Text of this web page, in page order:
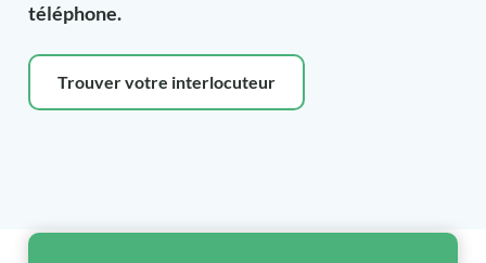
téléphone.
Trouver votre interlocuteur